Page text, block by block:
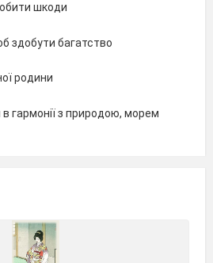
шкоди
здобути багатство
родини
в гармонії з природою, морем